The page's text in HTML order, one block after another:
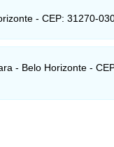
- CEP: 31270-
- Belo Horizonte -